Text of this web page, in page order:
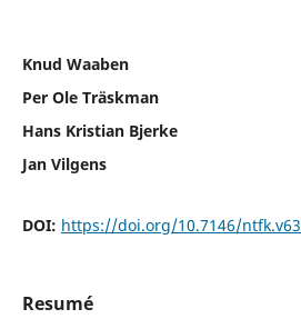
Knud Waaben
Per Ole Träskman
Hans Kristian Bjerke
Jan Vilgens
DOI: https://doi.org/10.7146/
Resumé